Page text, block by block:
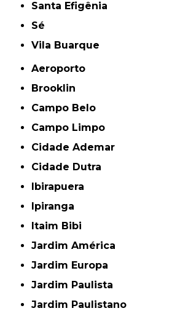
Santa Efigênia
Sé
Vila Buarque
Aeroporto
Brooklin
Campo Belo
Campo Limpo
Cidade Ademar
Cidade Dutra
Ibirapuera
Ipiranga
Itaim Bibi
Jardim América
Jardim Europa
Jardim Paulista
Jardim Paulistano